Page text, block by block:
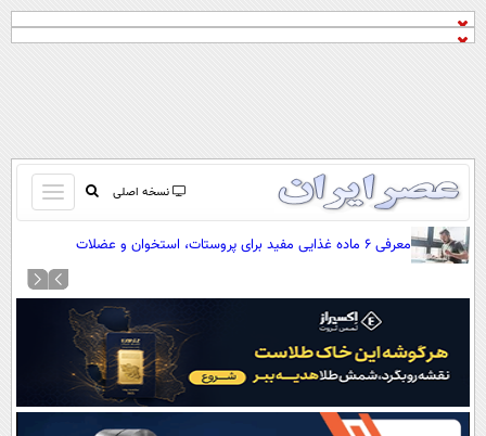
نسخه اصلی
باز
و
کردن
صفحه اول
آرشیو
نظرسنجی
آب و هوا
اوقات شرعی
معرفی ۶ ماده غذایی مفید برای پروستات، استخوان و عضلات